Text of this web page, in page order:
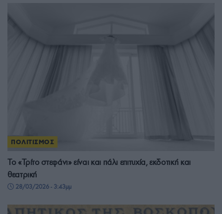
ΠΟΛΙΤΙΣΜΟΣ
Το «Τρίτο στεφάνι» είναι και πάλι επιτυχία, εκδοτική και
θεατρική
28/03/2026 - 3:43μμ